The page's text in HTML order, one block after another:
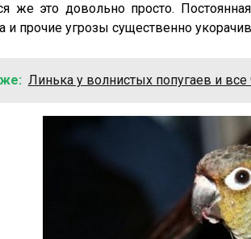
же это довольно просто.
и прочие угрозы существенно
Линька у волнистых попугаев и все